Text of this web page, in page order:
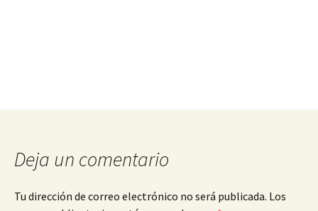
Deja un comentario
Tu dirección de correo electrónico no será publicada. Los